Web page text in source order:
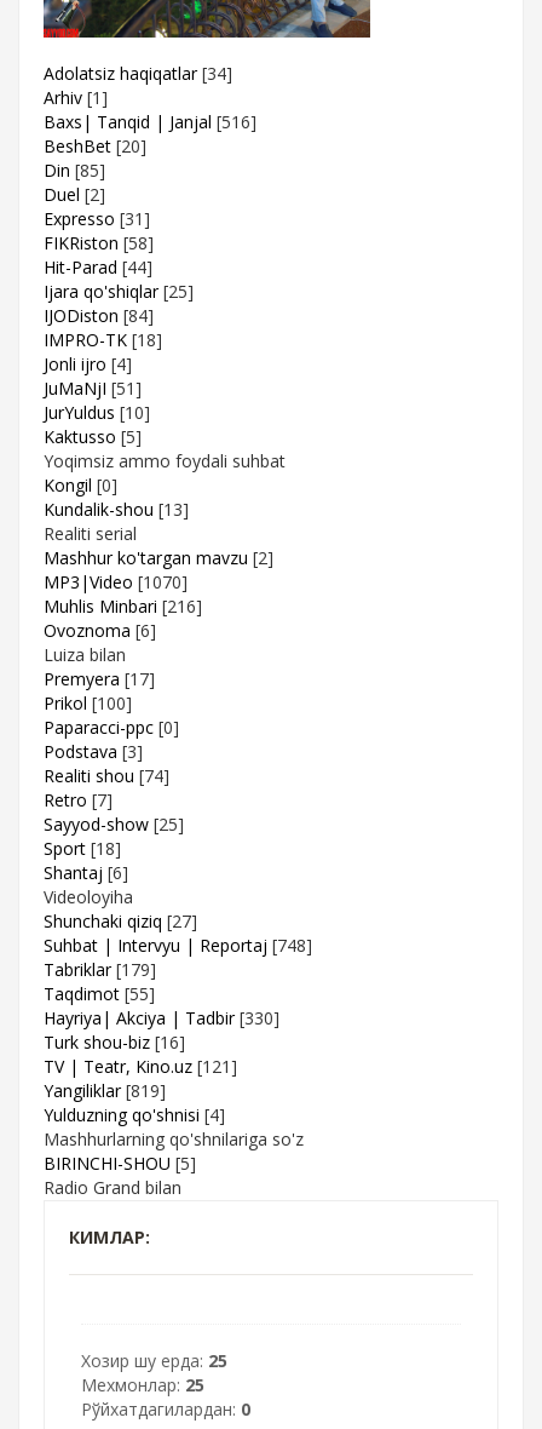
Adolatsiz haqiqatlar [34]
Arhiv [1]
Baxs| Tanqid | Janjal [516]
BeshBet [20]
Din [85]
Duel [2]
Expresso [31]
FIKRiston [58]
Hit-Parad [44]
Ijara qo'shiqlar [25]
IJODiston [84]
IMPRO-TK [18]
Jonli ijro [4]
JuMaNjI [51]
JurYuldus [10]
Kaktusso [5]
Yoqimsiz ammo foydali suhbat
Kongil [0]
Kundalik-shou [13]
Realiti serial
Mashhur ko'targan mavzu [2]
MP3|Video [1070]
Muhlis Minbari [216]
Ovoznoma [6]
Luiza bilan
Premyera [17]
Prikol [100]
Paparacci-ppc [0]
Podstava [3]
Realiti shou [74]
Retro [7]
Sayyod-show [25]
Sport [18]
Shantaj [6]
Videoloyiha
Shunchaki qiziq [27]
Suhbat | Intervyu | Reportaj [748]
Tabriklar [179]
Taqdimot [55]
Hayriya| Akciya | Tadbir [330]
Turk shou-biz [16]
TV | Teatr, Kino.uz [121]
Yangiliklar [819]
Yulduzning qo'shnisi [4]
Mashhurlarning qo'shnilariga so'z
BIRINCHI-SHOU [5]
Radio Grand bilan
КИМЛАР:
Хозир шу ерда: 25
Мехмонлар: 25
Рўйхатдагилардан: 0